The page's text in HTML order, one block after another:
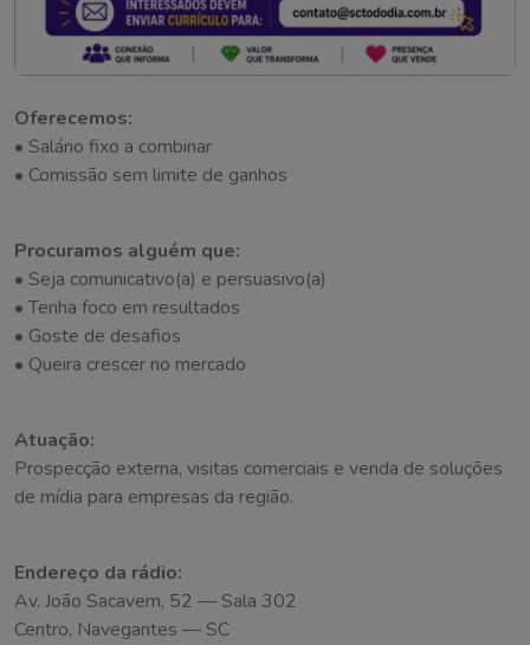
Oferecemos:
• Salário fixo a combinar
• Comissão sem limite de ganhos
Procuramos alguém que:
• Seja comunicativo(a) e persuasivo(a)
• Tenha foco em resultados
• Goste de desafios
• Queira crescer no mercado
Atuação:
Prospecção externa, visitas comerciais e venda de soluções
de mídia para empresas da região.
Endereço da rádio:
Av. João Sacavem, 52 — Sala 302
Centro, Navegantes — SC